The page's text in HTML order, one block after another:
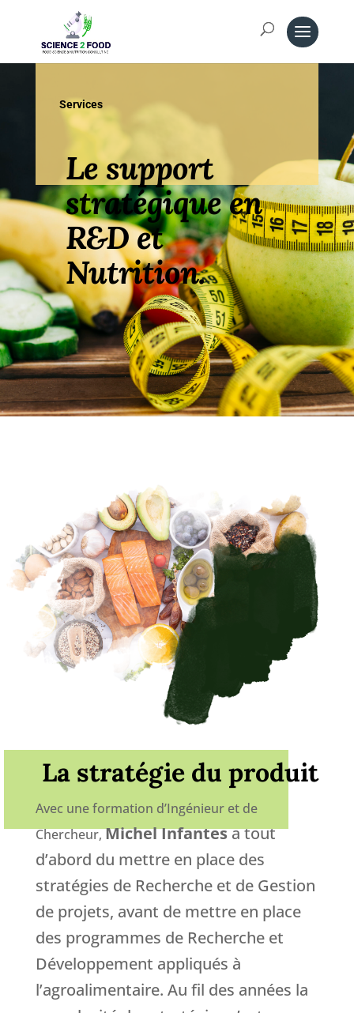
Services
Le support
stratégique en
R&D et
Nutrition.
La stratégie du produit
Avec une formation d’Ingénieur et de
Chercheur,Michel Infantesa tout
d’abord du mettre en place des
stratégies de Recherche et de Gestion
de projets, avant de mettre en place
des programmes de Recherche et
Développement appliqués à
l’agroalimentaire. Au fil des années la